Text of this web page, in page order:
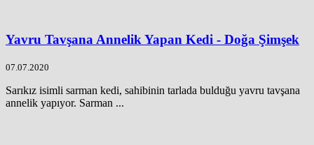
Yavru Tavşana Annelik Yapan Kedi - Doğa Şimşek
07.07.2020
Sarıkız isimli sarman kedi, sahibinin tarlada bulduğu yavru tavşana
annelik yapıyor. Sarman ...